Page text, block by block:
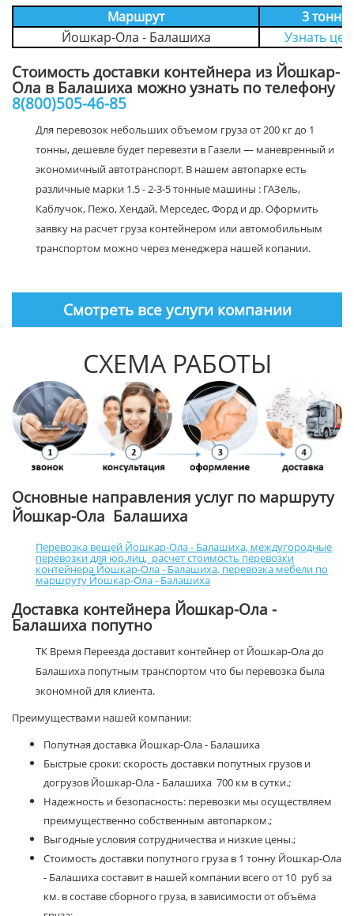
Маршрут
3 тонн
Йошкар-Ола - Балашиха
Узнать
Стоимость доставки контейнера из Йошкар-
Ола в Балашиха можно узнать по телефону
8(800)505-46-85
Для перевозок небольших объемом груза от 200 кг до 1
тонны, дешевле будет перевезти в Газели — маневренный и
экономичный автотранспорт. В нашем автопарке есть
различные марки 1.5 - 2-3-5 тонные машины : ГАЗель,
Каблучок, Пежо, Хендай, Мерседес, Форд и др. Оформить
заявку на расчет груза контейнером или автомобильным
транспортом можно через менеджера нашей копании.
Смотреть все услуги компании
СХЕМА РАБОТЫ
Основные направления услуг по маршруту
Йошкар-Ола Балашиха
Перевозка вещей Йошкар-Ола - Балашиха, междугородные
перевозки для юр.лиц, расчет стоимость перевозки
контейнера Йошкар-Ола - Балашиха, перевозка мебели по
маршруту Йошкар-Ола - Балашиха
Доставка контейнера Йошкар-Ола -
Балашиха попутно
ТК Время Переезда доставит контейнер от Йошкар-Ола до
Балашиха попутным транспортом что бы перевозка была
экономной для клиента.
Преимуществами нашей компании:
Попутная доставка Йошкар-Ола - Балашиха
Быстрые сроки: скорость доставки попутных грузов и
догрузов Йошкар-Ола - Балашиха 700 км в сутки.;
Надежность и безопасность: перевозки мы осуществляем
преимущественно собственным автопарком.;
Выгодные условия сотрудничества и низкие цены.;
Стоимость доставки попутного груза в 1 тонну Йошкар-Ола
- Балашиха составит в нашей компании всего от 10 руб за
км. в составе сборного груза, в зависимости от объёма